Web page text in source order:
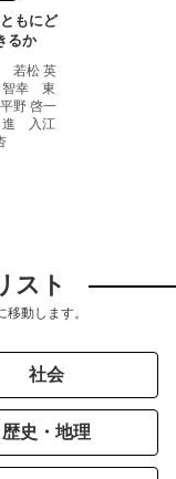
もにど
るか
若松 英
幸 東
野 啓一
入江
スト
動します。
社会
歴史・地理